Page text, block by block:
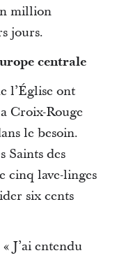
million
jours.
centrale
l’Église ont
Croix-Rouge
le besoin.
Saints des
cinq lave-linges
six cents
J’ai entendu